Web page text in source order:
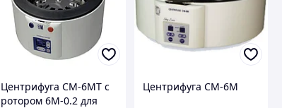
Центрифуга СМ-6МТ с
ротором 6М-0.2 для
Центрифуга СМ-6М